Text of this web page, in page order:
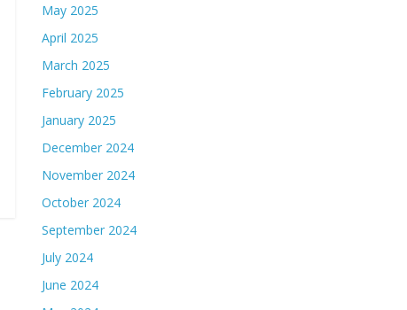
May 2025
April 2025
March 2025
February 2025
January 2025
December 2024
November 2024
October 2024
September 2024
July 2024
June 2024